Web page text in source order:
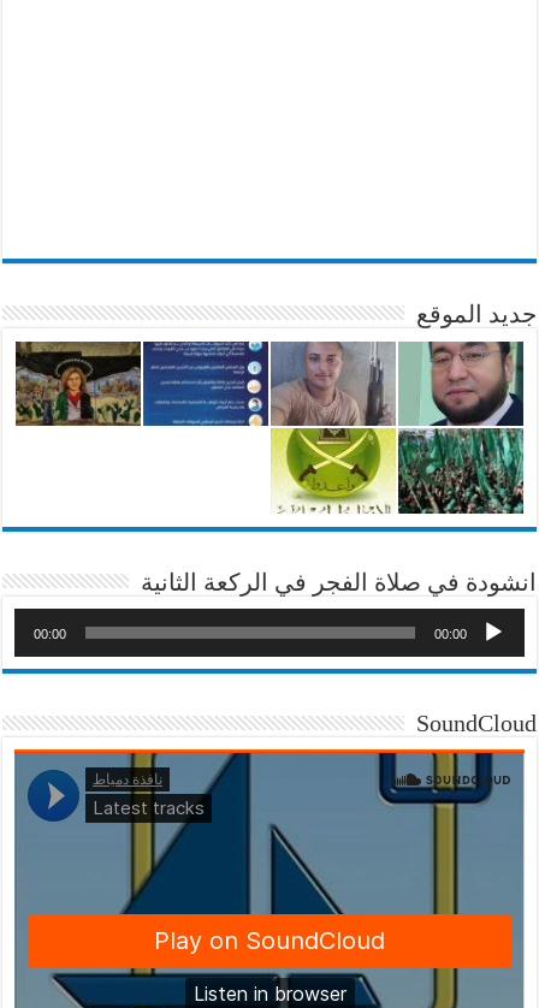
جديد الموقع
انشودة في صلاة الفجر في الركعة الثانية
00:00
00:00
SoundCloud